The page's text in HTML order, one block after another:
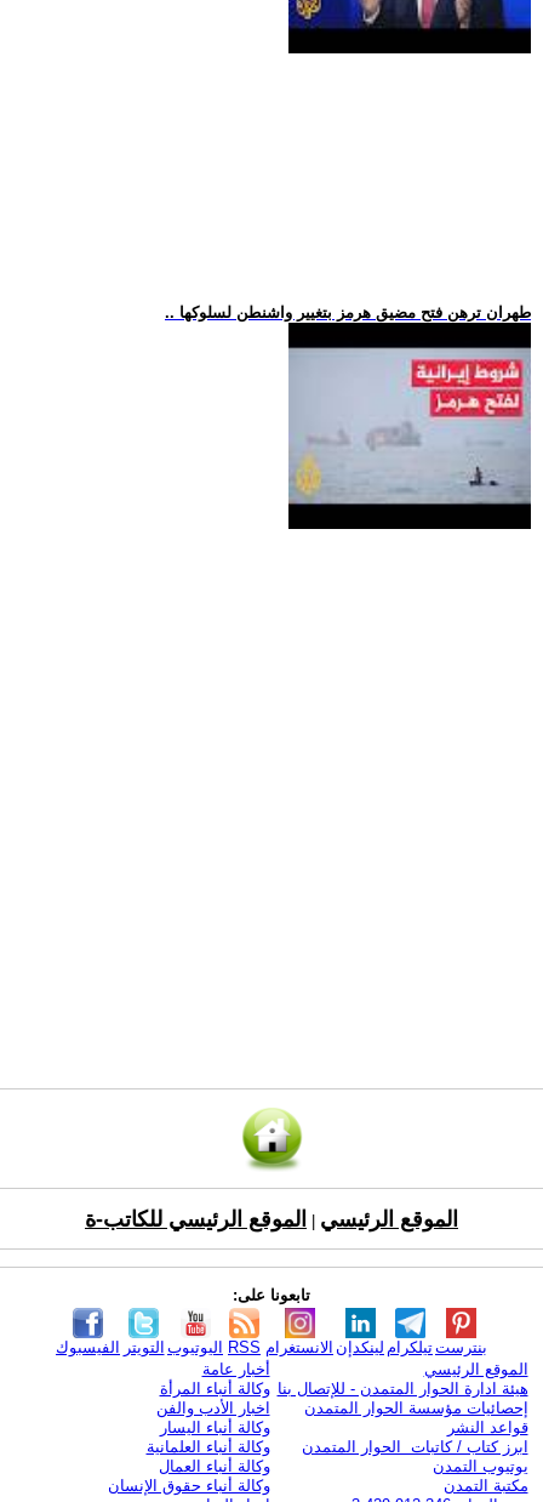
.. طهران ترهن فتح مضيق هرمز بتغيير واشنطن لسلوكها
الموقع الرئيسي الموقع الرئيسي للكاتب-ة
تابعونا على:
الفيسبوك التويتر اليوتيوب RSS الانستغرام لينكدإن تيلكرامبنترست
الموقع الرئيسي
هيئة ادارة الحوار المتمدن - للإتصال بنا
إحصائيات مؤسسة الحوار المتمدن
قواعد النشر
ابرز كتاب / كاتبات الحوار المتمدن
يوتيوب التمدن
مكتبة التمدن
أخبار عامة
وكالة أنباء المرأة
اخبار الأدب والفن
وكالة أنباء اليسار
وكالة أنباء العلمانية
وكالة أنباء العمال
وكالة أنباء حقوق الإنسان